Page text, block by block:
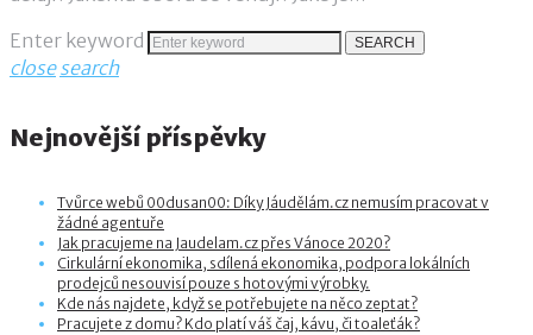
Enter keyword
SEARCH
close search
Nejnovější příspěvky
Tvůrce webů 00dusan00: Díky Jáudělám.cz nemusím pracovat v
žádné agentuře
Jak pracujeme na Jaudelam.cz přes Vánoce 2020?
Cirkulární ekonomika, sdílená ekonomika, podpora lokálních
prodejců nesouvisí pouze s hotovými výrobky.
Kde nás najdete, když se potřebujete na něco zeptat?
Pracujete z domu? Kdo platí váš čaj, kávu, či toaleťák?